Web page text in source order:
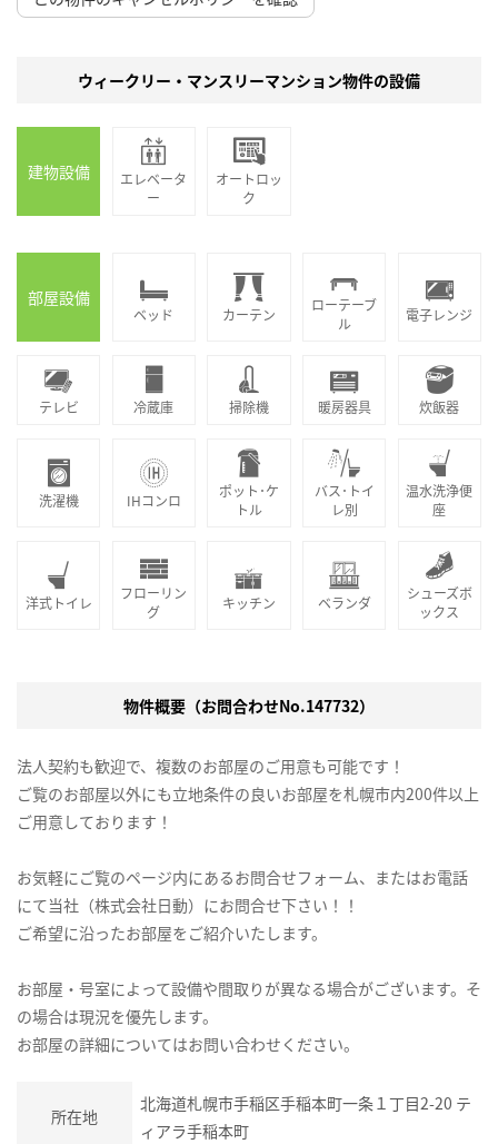
ウィークリー・マンスリーマンション物件の設備
建物設備
エレベータ
ー
オートロッ
ク
部屋設備
ベッド カーテン
ローテーブ
ル
電子レンジ
テレビ 冷蔵庫 掃除機 暖房器具 炊飯器
洗濯機 IHコンロ
ポット･ケ
トル
バス･トイ
レ別
温水洗浄便
座
洋式トイレ
フローリン
グ
キッチン ベランダ
シューズボ
ックス
物件概要（お問合わせNo.147732）
法人契約も歓迎で、複数のお部屋のご用意も可能です！
ご覧のお部屋以外にも立地条件の良いお部屋を札幌市内200件以上
ご用意しております！
お気軽にご覧のページ内にあるお問合せフォーム、またはお電話
にて当社（株式会社日動）にお問合せ下さい！！
ご希望に沿ったお部屋をご紹介いたします。
お部屋・号室によって設備や間取りが異なる場合がございます。そ
の場合は現況を優先します。
お部屋の詳細についてはお問い合わせください。
所在地
北海道札幌市手稲区手稲本町一条１丁目2-20 テ
ィアラ手稲本町